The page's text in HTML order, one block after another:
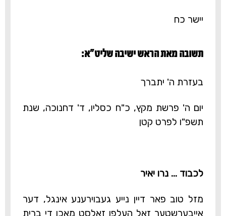
יישר כח
תשובה מאת הראש ישיבה שליט"א:‎
בעזרת ה' יתברך
יום ה' פרשת מקץ, כ"ח כסליו, ד' דחנוכה, שנת
תשפ"ו לפרט קטן
לכבוד ... נרו יאיר
מזל טוב פאר דיין נייע געבוירענע אינגל, דער
אייבערשטער זאל העלפן זאלסט מאכן די ברית